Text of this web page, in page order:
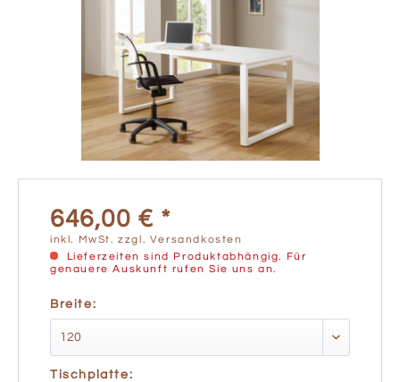
646,00 € *
inkl. MwSt.zzgl. Versandkosten
Lieferzeiten sind Produktabhängig. Für
genauere Auskunft rufen Sie uns an.
Breite:
Tischplatte: